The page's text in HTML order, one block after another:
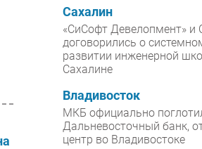
Новости
Аналитика
Интервью
Проекты
IT класс
Сахалин
«СиСофт Девелопмент» и
договорились о
развитии инженерной
Сахалине
Владивосток
МКБ официально
Дальневосточный банк,
центр во Владивостоке